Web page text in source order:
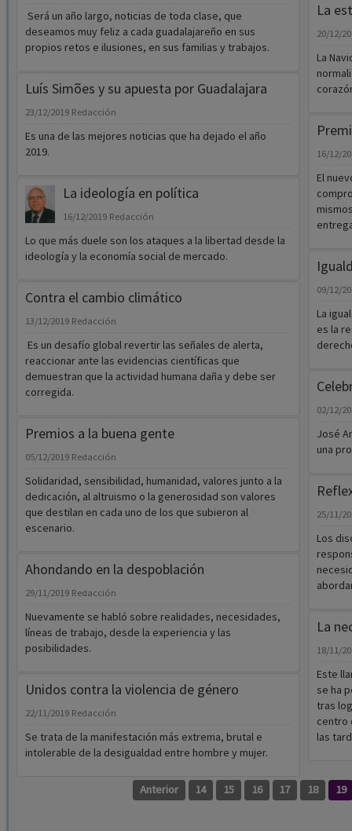
Será un año largo, noticias de toda clase, que
deseamos muy feliz a cada guadalajareño en sus
propios retos e ilusiones, en sus familias y trabajos.
Luís Simões y su apuesta por Guadalajara
23/12/2019 Redacción
Es una de las mejores noticias que ha dejado el año
2019.
La ideología en política
16/12/2019 Redacción
Lo que más duele son los ataques a la libertad desde la
ideología y la economía social de mercado.
Contra el cambio climático
13/12/2019 Redacción
Es un desafío global revertir las señales de alerta,
reaccionar ante las evidencias científicas que
demuestran que la actividad humana daña y debe ser
corregida.
Premios a la buena gente
05/12/2019 Redacción
Solidaridad, sensibilidad, humanidad, valores junto a la
dedicación, al altruismo o la generosidad son valores
que destilan en cada uno de los que subieron al
escenario.
Ahondando en la despoblación
29/11/2019 Redacción
Nuevamente se habló sobre realidades, necesidades,
líneas de trabajo, desde la experiencia y las
posibilidades.
Unidos contra la violencia de género
22/11/2019 Redacción
Se trata de la manifestación más extrema, brutal e
intolerable de la desigualdad entre hombre y mujer.
La
20/12/
La
16/12/
El
09/12/
La
es la
02/12/
José
una
25/11/
Los
La
18/11/
Este
se ha
tras
centro
las
Anterior 14 15 16 17 18 19